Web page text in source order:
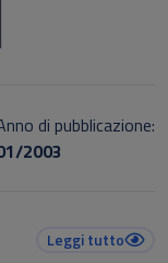
di pubblicazione:
2003
Leggi tutto